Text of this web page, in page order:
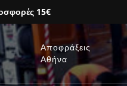
15€
Αποφράξεις
Αθήνα